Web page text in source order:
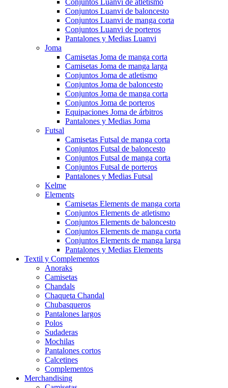
Conjuntos Luanvi de atletismo
Conjuntos Luanvi de baloncesto
Conjuntos Luanvi de manga corta
Conjuntos Luanvi de porteros
Pantalones y Medias Luanvi
Joma
Camisetas Joma de manga corta
Camisetas Joma de manga larga
Conjuntos Joma de atletismo
Conjuntos Joma de baloncesto
Conjuntos Joma de manga corta
Conjuntos Joma de porteros
Equipaciones Joma de árbitros
Pantalones y Medias Joma
Futsal
Camisetas Futsal de manga corta
Conjuntos Futsal de baloncesto
Conjuntos Futsal de manga corta
Conjuntos Futsal de porteros
Pantalones y Medias Futsal
Kelme
Elements
Camisetas Elements de manga corta
Conjuntos Elements de atletismo
Conjuntos Elements de baloncesto
Conjuntos Elements de manga corta
Conjuntos Elements de manga larga
Pantalones y Medias Elements
Textil y Complementos
Anoraks
Camisetas
Chandals
Chaqueta Chandal
Chubasqueros
Pantalones largos
Polos
Sudaderas
Mochilas
Pantalones cortos
Calcetines
Complementos
Merchandising